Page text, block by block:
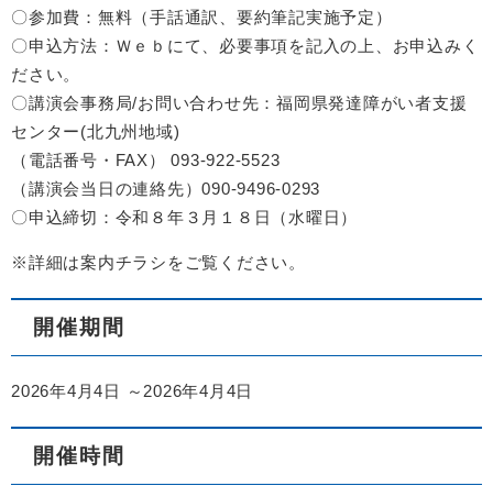
〇参加費：無料（手話通訳、要約筆記実施予定）
〇申込方法：Ｗｅｂにて、必要事項を記入の上、お申込みく
ださい。
〇講演会事務局/お問い合わせ先：福岡県発達障がい者支援
センター(北九州地域)
（電話番号・FAX） 093-922-5523
（講演会当日の連絡先）090-9496-0293
〇申込締切：令和８年３月１８日（水曜日）
※詳細は案内チラシをご覧ください。
開催期間
2026年4月4日 ～2026年4月4日
開催時間